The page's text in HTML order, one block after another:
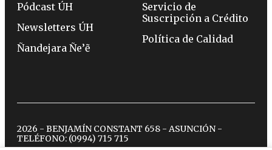
Pódcast ÚH
Newsletters ÚH
Ñandejara Ñe’ẽ
Servicio de
Suscripción a Crédito
Política de Calidad
2026 - BENJAMÍN CONSTANT 658 - ASUNCIÓN -
TELÉFONO: (0994) 715 715